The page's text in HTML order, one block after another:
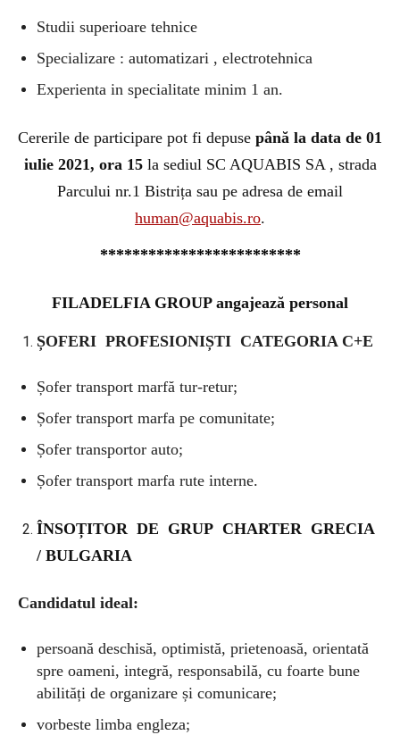
Studii superioare tehnice
Specializare : automatizari , electrotehnica
Experienta in specialitate minim 1 an.
Cererile de participare pot fi depuse până la data de 01
iulie 2021, ora 15la sediul SC AQUABIS SA , strada
Parcului nr.1 Bistrița sau pe adresa de email
human@aquabis.ro.
*************************
FILADELFIA GROUP angajează personal
ȘOFERI PROFESIONIȘTI CATEGORIA C+E
Șofer transport marfă tur-retur;
Șofer transport marfa pe comunitate;
Șofer transportor auto;
Șofer transport marfa rute interne.
ÎNSOȚITOR DE GRUP CHARTER GRECIA
/ BULGARIA
Candidatul ideal:
persoană deschisă, optimistă, prietenoasă, orientată
spre oameni, integră, responsabilă, cu foarte bune
abilități de organizare și comunicare;
vorbeste limba engleza;